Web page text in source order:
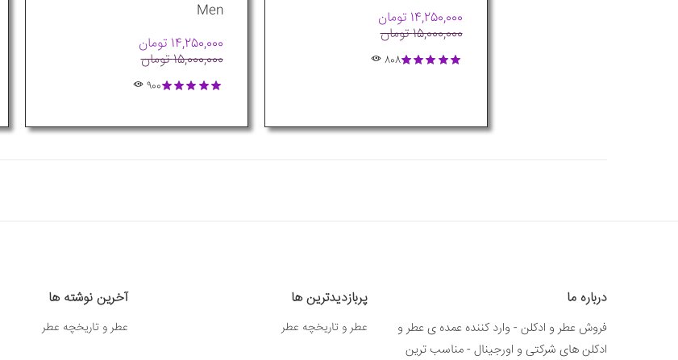
14,250,000 تومان
15,000,000 تومان
808
Men
14,250,000 تومان
15,000,000 تومان
900
درباره ما
فروش عطر و ادکلن - وارد کننده عمده ی عطر و
ادکلن های شرکتی و اورجینال - مناسب ترین
پربازدیدترین ها
عطر و تاریخچه عطر
آخرین نوشته ها
عطر و تاریخچه عطر